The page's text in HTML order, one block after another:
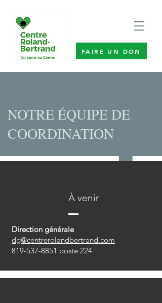
FAIRE UN DON
NOTRE ÉQUIPE DE
COORDINATION
À venir
Direction générale
dg@centrerolandbertrand.com
819-537-8851 poste 224